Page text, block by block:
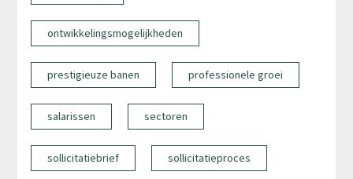
ontwikkelingsmogelijkheden
prestigieuze banen professionele groei
salarissen sectoren
sollicitatiebrief sollicitatieproces